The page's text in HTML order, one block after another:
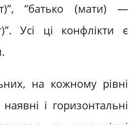
“батько (мати) —
Усі ці конфлікти є
на кожному рівні
і горизонтальні